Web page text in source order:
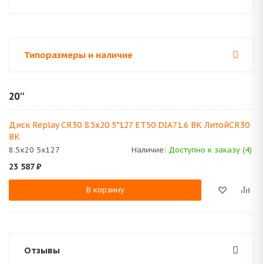
Типоразмеры и наличие
20''
Диск Replay CR30 8.5x20 5*127 ET50 DIA71.6 BK ЛитойCR30
BK
8.5x20 5x127 Наличие: Доступно к заказу (4)
23 587₽
В корзину
Отзывы